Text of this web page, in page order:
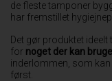
de fleste tamponer
har fremstillet
Det gør produktet
for noget der kan
inderlommen, som
først.